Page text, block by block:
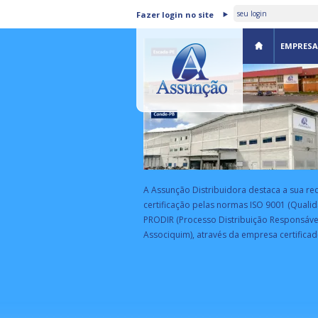
Fazer login no site
EMPRESA
ASSUNÇÃO DISTRIBUIDORA É
CERTIFICADA PELA BSI
A Assunção Distribuidora destaca a sua
certificação pelas normas ISO 9001
PRODIR (Processo Distribuição
Associquim), através da empresa